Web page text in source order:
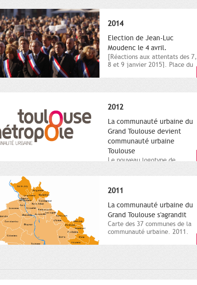
2014
Election de Jean-Luc
Moudenc le 4 avril.
[Réactions aux attentats des 7,
8 et 9 janvier 2015]. Place du
2012
La communauté urbaine du
Grand Toulouse devient
communauté urbaine
Toulouse
Le nouveau logotype de
représentant l'anneau de
2011
La communauté urbaine du
Grand Toulouse s'agrandit
Carte des 37 communes de la
communauté urbaine. 2011.